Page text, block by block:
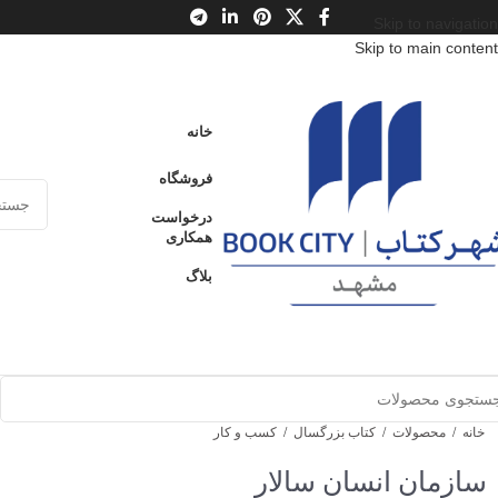
Skip to main content
خانه
فروشگاه
درخواست
همکاری
بلاگ
خانه / محصولات / کتاب بزرگسال / کسب و کار
سازمان انسان سالار